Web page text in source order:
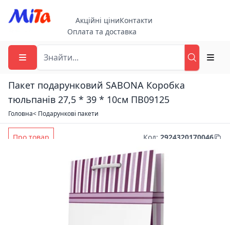
Акційні ціниКонтакти
Оплата та доставка
Пакет подарунковий SABONA Коробка
тюльпанів 27,5 * 39 * 10см ПВ09125
Головна< Подарункові пакети
Про товар Код: 2924320170046